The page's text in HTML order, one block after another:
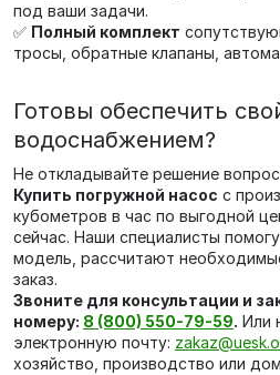
под ваши задачи.
✅ Полный комплект
тросы, обратные клапаны,
Готовы обеспечить
водоснабжением?
Не откладывайте решение
Купить погружной насос с
кубометров в час по выгодной
сейчас. Наши специалисты
модель, рассчитают
заказ.
Звоните для консультации и
номеру: 8 (800) 550-79-59. Или
электронную почту:
хозяйство, производство или